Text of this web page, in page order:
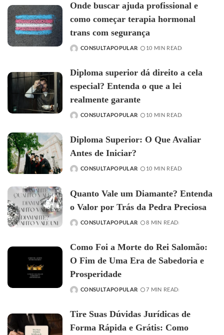
Onde buscar ajuda profissional e
como começar terapia hormonal
trans com segurança
POSTED
CONSULTAPOPULAR 10 MIN READ
Diploma superior dá direito a cela
especial? Entenda o que a lei
realmente garante
POSTED
CONSULTAPOPULAR 10 MIN READ
Diploma Superior: O Que Avaliar
Antes de Iniciar?
POSTED
CONSULTAPOPULAR 10 MIN READ
Quanto Vale um Diamante? Entenda
o Valor por Trás da Pedra Preciosa
POSTED
CONSULTAPOPULAR 8 MIN READ
Como Foi a Morte do Rei Salomão:
O Fim de Uma Era de Sabedoria e
Prosperidade
POSTED
CONSULTAPOPULAR 7 MIN READ
Tire Suas Dúvidas Jurídicas de
Forma Rápida e Grátis: Como